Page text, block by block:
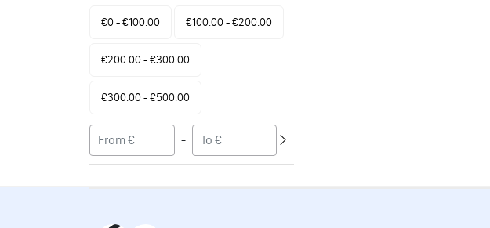
€0 - €100.00 €100.00 - €200.00
€200.00 - €300.00
€300.00 - €500.00
-